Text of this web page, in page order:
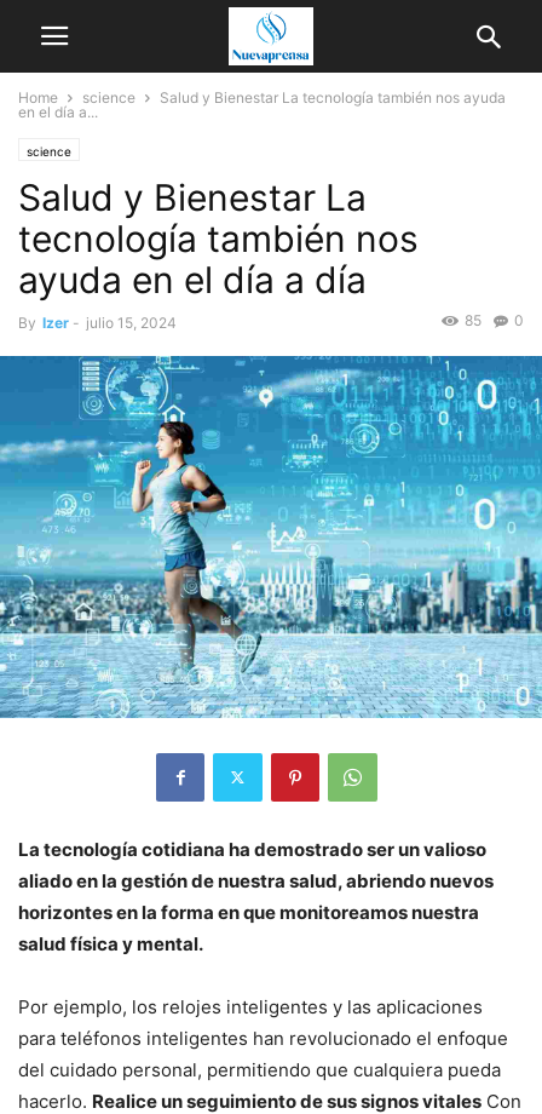
Home science
Salud y Bienestar La tecnología también nos ayuda
en el día a...
science
Salud y Bienestar La
tecnología también nos
ayuda en el día a día
By Izer - julio 15, 2024 0
85
La tecnología cotidiana ha demostrado ser un valioso
aliado en la gestión de nuestra salud, abriendo nuevos
horizontes en la forma en que monitoreamos nuestra
salud física y mental.
Por ejemplo, los relojes inteligentes y las aplicaciones
para teléfonos inteligentes han revolucionado el enfoque
del cuidado personal, permitiendo que cualquiera pueda
hacerlo. Realice un seguimiento de sus signos vitales Con